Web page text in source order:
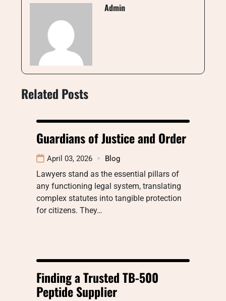
Admin
Related Posts
Guardians of Justice and Order
April 03, 2026 Blog
Lawyers stand as the essential pillars of
any functioning legal system, translating
complex statutes into tangible protection
for citizens. They…
Finding a Trusted TB-500
Peptide Supplier